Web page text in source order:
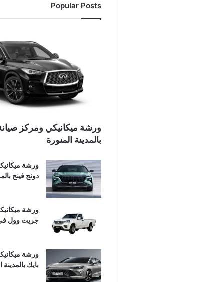
Popular Posts
ورشة ميكانيكي ومركز
بالمدينة المنورة
ورشة
دونج فينج
ورشة
جريت وول في
ورشة
بايك بالمدينة